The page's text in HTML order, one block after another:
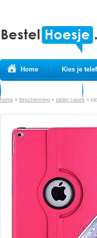
Home Kies je
home » bescherming » tablet cases »